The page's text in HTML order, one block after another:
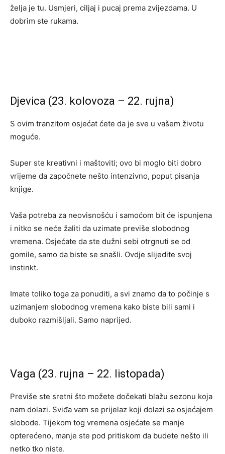
želja je tu. Usmjeri, ciljaj i pucaj prema zvijezdama. U
dobrim ste rukama.
Djevica (23. kolovoza – 22. rujna)
S ovim tranzitom osjećat ćete da je sve u vašem životu
moguće.
Super ste kreativni i maštoviti; ovo bi moglo biti dobro
vrijeme da započnete nešto intenzivno, poput pisanja
knjige.
Vaša potreba za neovisnošću i samoćom bit će ispunjena
i nitko se neće žaliti da uzimate previše slobodnog
vremena. Osjećate da ste dužni sebi otrgnuti se od
gomile, samo da biste se snašli. Ovdje slijedite svoj
instinkt.
Imate toliko toga za ponuditi, a svi znamo da to počinje s
uzimanjem slobodnog vremena kako biste bili sami i
duboko razmišljali. Samo naprijed.
Vaga (23. rujna – 22. listopada)
Previše ste sretni što možete dočekati blažu sezonu koja
nam dolazi. Sviđa vam se prijelaz koji dolazi sa osjećajem
slobode. Tijekom tog vremena osjećate se manje
opterećeno, manje ste pod pritiskom da budete nešto ili
netko tko niste.